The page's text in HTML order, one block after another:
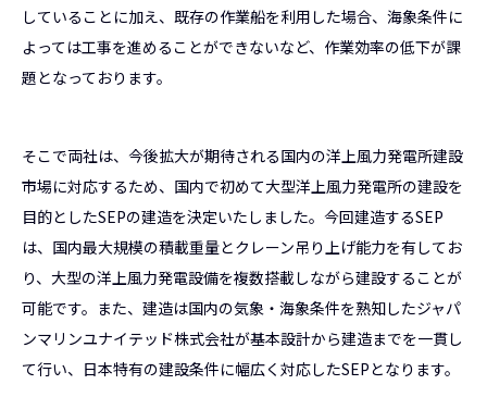
していることに加え、既存の作業船を利用した場合、海象条件に
よっては工事を進めることができないなど、作業効率の低下が課
題となっております。
そこで両社は、今後拡大が期待される国内の洋上風力発電所建設
市場に対応するため、国内で初めて大型洋上風力発電所の建設を
目的としたSEPの建造を決定いたしました。今回建造するSEP
は、国内最大規模の積載重量とクレーン吊り上げ能力を有してお
り、大型の洋上風力発電設備を複数搭載しながら建設することが
可能です。また、建造は国内の気象・海象条件を熟知したジャパ
ンマリンユナイテッド株式会社が基本設計から建造までを一貫し
て行い、日本特有の建設条件に幅広く対応したSEPとなります。